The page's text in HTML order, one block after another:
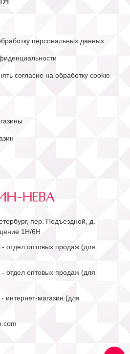
персональных данных
согласие на обработку cookie
пер. Подъездной, д.
1Н/6Н
- отдел оптовых продаж (для
- отдел оптовых продаж (для
- интернет-магазин (для